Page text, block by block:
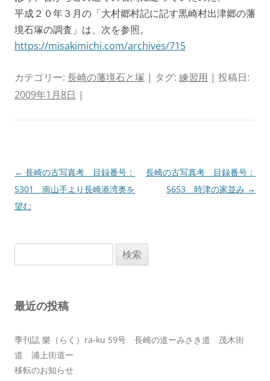
平成２０年３月の「大村郷村記に記す黒崎村出津郷の藩
境石塚の調査」は、次を参照。
https://misakimichi.com/archives/715
カテゴリー: 長崎の藩境石と塚 | タグ: 練習用 | 投稿日:
2009年1月8日 |
投
稿
ナ
ン
← 長崎の古写真考 目録番号：
5301 南山手より長崎港湾奥を
望む
長崎の古写真考 目録番号：
5653 時津の家並み →
索:
最近の投稿
季刊誌 樂（らく）ra-ku 59号 長崎の道ーみさき道 茂木街
道 浦上街道ー
移転のお知らせ